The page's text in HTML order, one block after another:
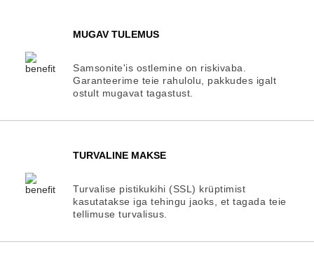
MUGAV TULEMUS
Samsonite'is ostlemine on riskivaba.
Garanteerime teie rahulolu, pakkudes igalt
ostult mugavat tagastust.
TURVALINE MAKSE
Turvalise pistikukihi (SSL) krüptimist
kasutatakse iga tehingu jaoks, et tagada teie
tellimuse turvalisus.